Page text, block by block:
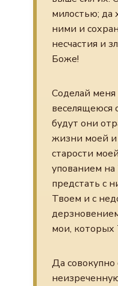
милостью; да
ними и
несчастия и
Боже!
Соделай
веселящеюся
будут они
жизни моей
старости
упованием
предстать с
Твоем и с
мои, которых
Да совокупно